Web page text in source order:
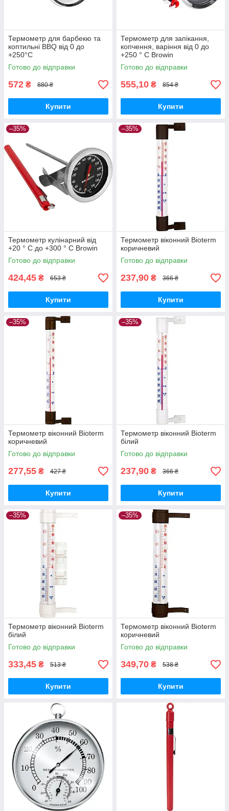
Термометр для барбекю та
коптильні BBQ від 0 до
+250°C
Готово до відправки
572 ₴ 880 ₴
Купити
Термометр для запікання,
копчення, варіння від 0 до
+250 ° C Browin
Готово до відправки
555,10 ₴ 854 ₴
Купити
–35%
Термометр кулінарний від
+20 ° C до +300 ° C Browin
Готово до відправки
424,45 ₴ 653 ₴
Купити
–35%
Термометр віконний Bioterm
коричневий
Готово до відправки
237,90 ₴ 366 ₴
Купити
–35%
Термометр віконний Bioterm
коричневий
Готово до відправки
277,55 ₴ 427 ₴
Купити
–35%
Термометр віконний Bioterm
білий
Готово до відправки
237,90 ₴ 366 ₴
Купити
–35%
Термометр віконний Bioterm
білий
Готово до відправки
333,45 ₴ 513 ₴
Купити
–35%
Термометр віконний Bioterm
коричневий
Готово до відправки
349,70 ₴ 538 ₴
Купити